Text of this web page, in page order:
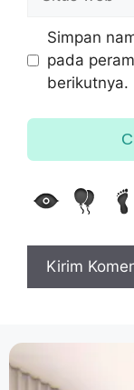
Simpan
pada
berikutnya.